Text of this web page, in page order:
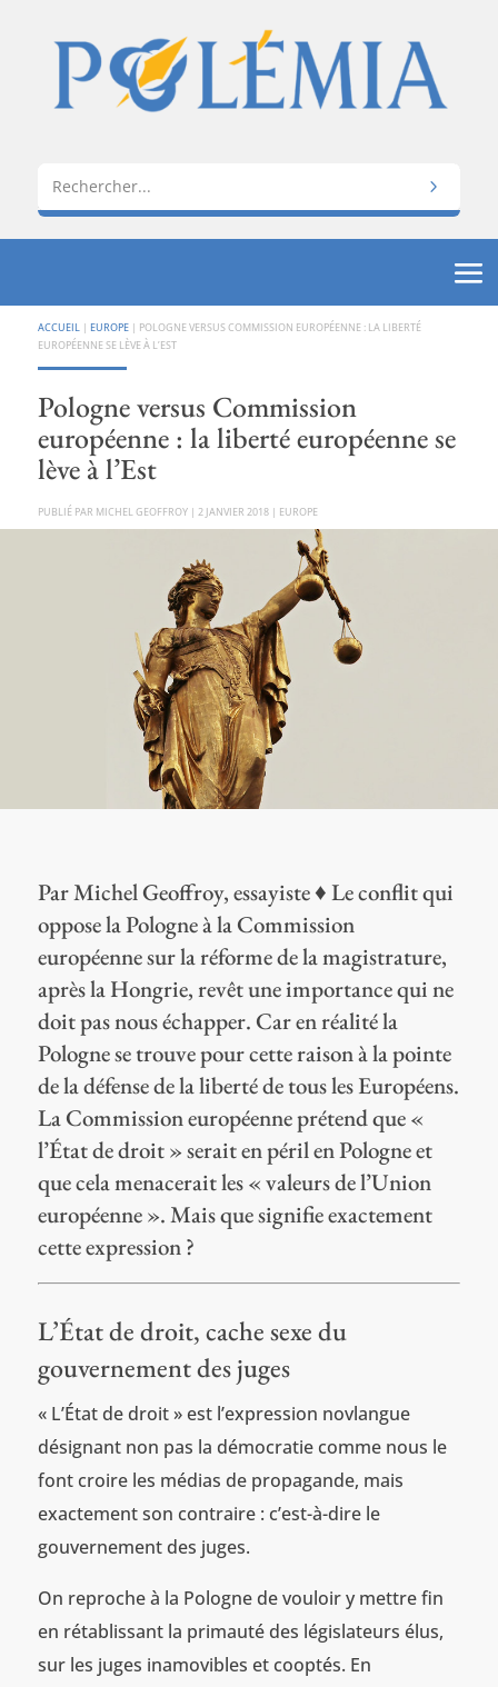
ACCUEIL | EUROPE| POLOGNE VERSUS COMMISSION EUROPÉENNE : LA LIBERTÉ
EUROPÉENNE SE LÈVE À L’EST
Pologne versus Commission
européenne : la liberté européenne se
lève à l’Est
PAR MICHEL GEOFFROY| 2 JANVIER 2018| EUROPE
Par Michel Geoffroy, essayiste ♦ Le conflit qui
oppose la Pologne à la Commission
européenne sur la réforme de la magistrature,
après la Hongrie, revêt une importance qui ne
doit pas nous échapper. Car en réalité la
Pologne se trouve pour cette raison à la pointe
de la défense de la liberté de tous les Européens.
La Commission européenne prétend que «
l’État de droit » serait en péril en Pologne et
que cela menacerait les « valeurs de l’Union
européenne ». Mais que signifie exactement
cette expression ?
L’État de droit, cache sexe du
gouvernement des juges
« L’État de droit » est l’expression novlangue
désignant non pas la démocratie comme nous le
font croire les médias de propagande, mais
exactement son contraire : c’est-à-dire le
gouvernement des juges.
On reproche à la Pologne de vouloir y mettre fin
en rétablissant la primauté des législateurs élus,
sur les juges inamovibles et cooptés. En